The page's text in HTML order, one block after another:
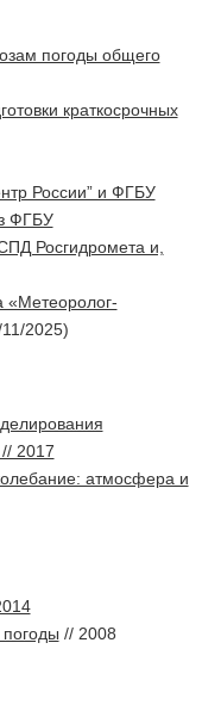
погоды общего
краткосрочных
России” и ФГБУ
ФГБУ
Росгидромета и,
«Метеоролог-
2025)
2017
атмосфера и
// 2008